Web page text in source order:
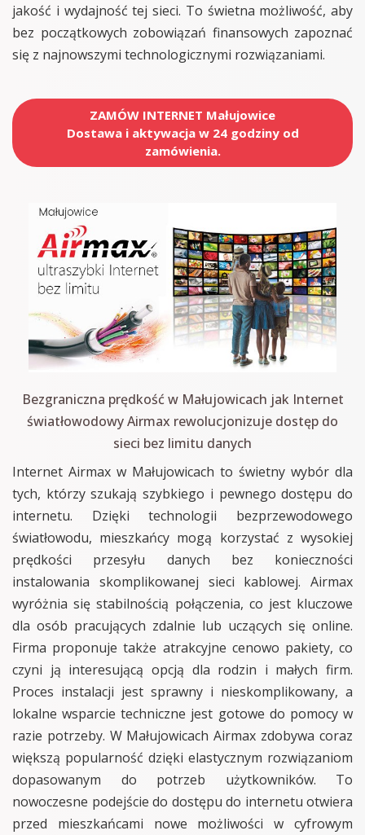
jakość i wydajność tej sieci. To świetna możliwość, aby
bez początkowych zobowiązań finansowych zapoznać
się z najnowszymi technologicznymi rozwiązaniami.
ZAMÓW INTERNET Małujowice
Dostawa i aktywacja w 24 godziny od
zamówienia.
Bezgraniczna prędkość w Małujowicach jak Internet
światłowodowy Airmax rewolucjonizuje dostęp do
sieci bez limitu danych
Internet Airmax w Małujowicach to świetny wybór dla
tych, którzy szukają szybkiego i pewnego dostępu do
internetu. Dzięki technologii bezprzewodowego
światłowodu, mieszkańcy mogą korzystać z wysokiej
prędkości przesyłu danych bez konieczności
instalowania skomplikowanej sieci kablowej. Airmax
wyróżnia się stabilnością połączenia, co jest kluczowe
dla osób pracujących zdalnie lub uczących się online.
Firma proponuje także atrakcyjne cenowo pakiety, co
czyni ją interesującą opcją dla rodzin i małych firm.
Proces instalacji jest sprawny i nieskomplikowany, a
lokalne wsparcie techniczne jest gotowe do pomocy w
razie potrzeby. W Małujowicach Airmax zdobywa coraz
większą popularność dzięki elastycznym rozwiązaniom
dopasowanym do potrzeb użytkowników. To
nowoczesne podejście do dostępu do internetu otwiera
przed mieszkańcami nowe możliwości w cyfrowym